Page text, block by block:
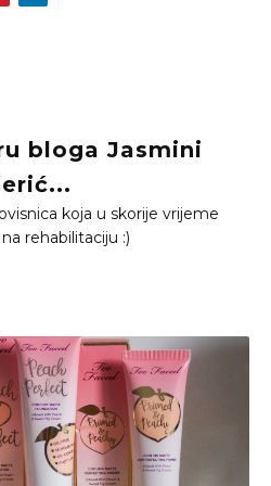
bloga Jasmini
koja u skorije vrijeme
rehabilitaciju :)